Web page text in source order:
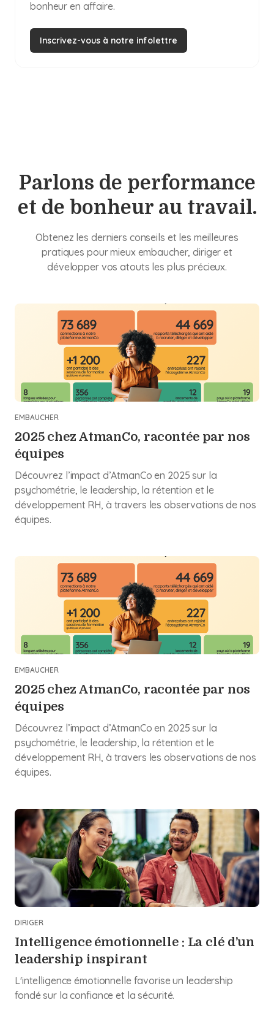
bonheur en affaire.
Inscrivez-vous à notre infolettre
Parlons de performance
et de bonheur au travail.
Obtenez les derniers conseils et les meilleures
pratiques pour mieux embaucher, diriger et
développer vos atouts les plus précieux.
EMBAUCHER
2025 chez AtmanCo, racontée par nos
équipes
Découvrez l’impact d’AtmanCo en 2025 sur la
psychométrie, le leadership, la rétention et le
développement RH, à travers les observations de nos
équipes.
EMBAUCHER
2025 chez AtmanCo, racontée par nos
équipes
Découvrez l’impact d’AtmanCo en 2025 sur la
psychométrie, le leadership, la rétention et le
développement RH, à travers les observations de nos
équipes.
DIRIGER
Intelligence émotionnelle : La clé d’un
leadership inspirant
L'intelligence émotionnelle favorise un leadership
fondé sur la confiance et la sécurité.